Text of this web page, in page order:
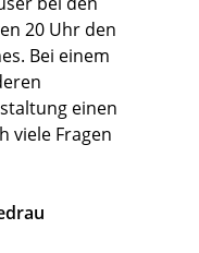
20 Uhr den
Bei einem
einen
viele Fragen